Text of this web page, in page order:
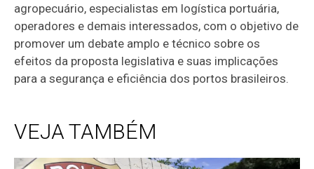
agropecuário, especialistas em logística portuária,
operadores e demais interessados, com o objetivo de
promover um debate amplo e técnico sobre os
efeitos da proposta legislativa e suas implicações
para a segurança e eficiência dos portos brasileiros.
VEJA TAMBÉM